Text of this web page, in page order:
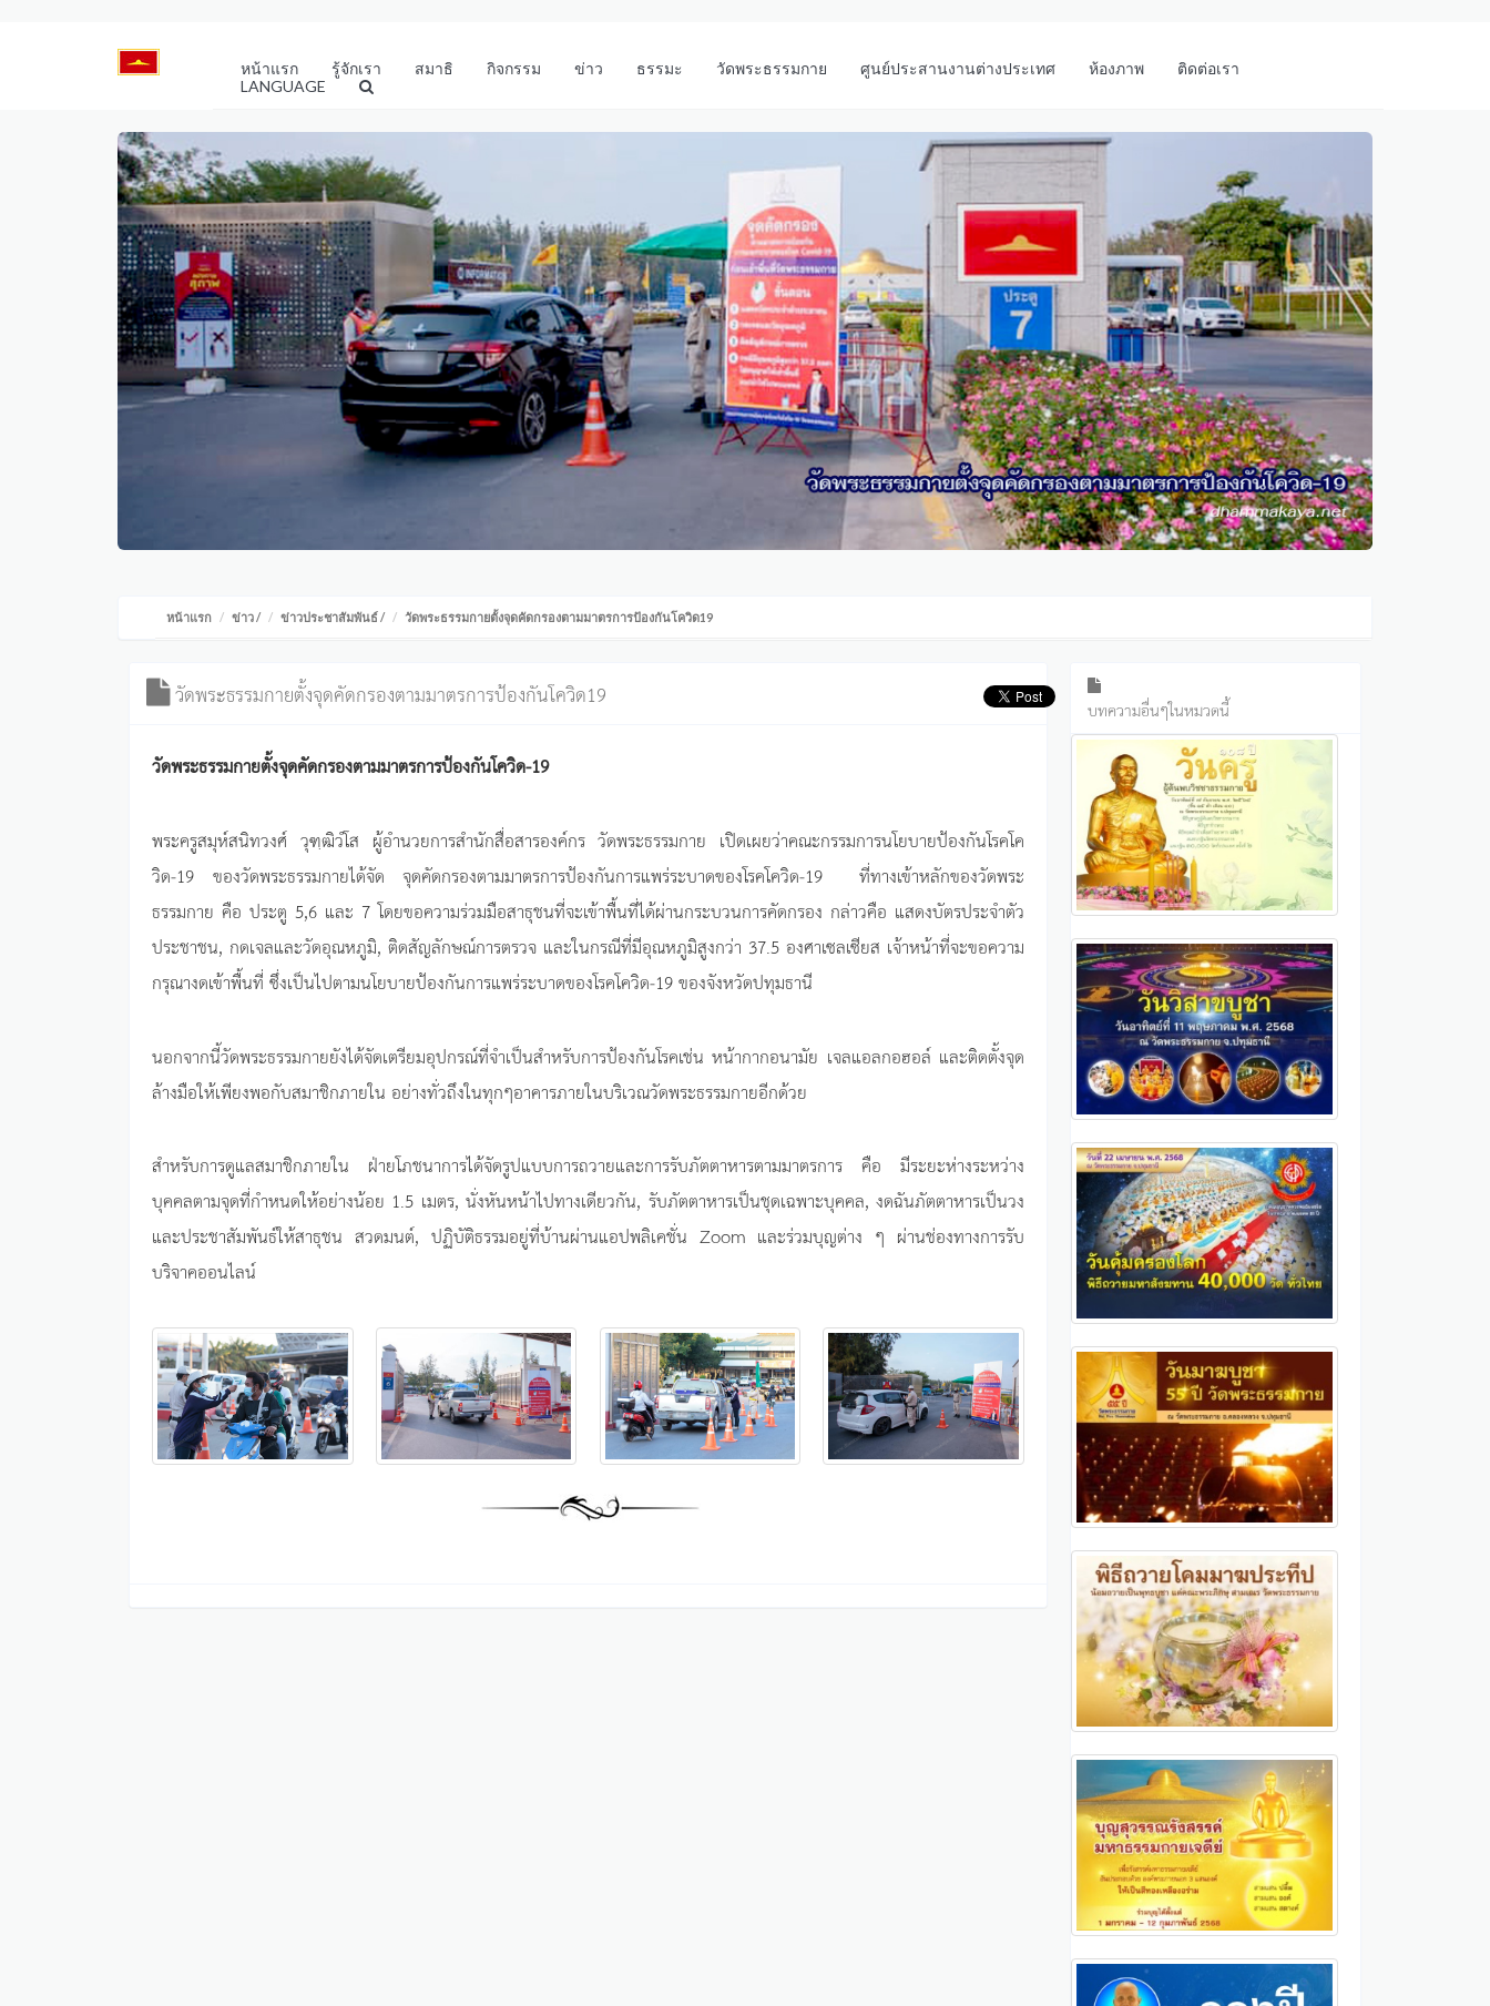
หน้าแรก รู้จักเรา สมาธิ กิจกรรม ข่าว ธรรมะ วัดพระธรรมกาย ศูนย์ประสานงานต่างประเทศ ห้องภาพ
ติดต่อเรา
LANGUAGE
หน้าแรก ข่าว/ ข่าวประชาสัมพันธ์ / วัดพระธรรมกายตั้งจุดคัดกรองตามมาตรการป้องกันโควิด19
วัดพระธรรมกายตั้งจุดคัดกรองตามมาตรการป้องกันโควิด19
วัดพระธรรมกายตั้งจุดคัดกรองตามมาตรการป้องกันโควิด-19
พระครูสมุห์สนิทวงศ์ วุฑฺฒิวํโส ผู้อำนวยการสำนักสื่อสารองค์กร วัดพระธรรมกาย เปิดเผยว่าคณะกรรมการนโยบายป้องกันโรคโค
วิด-19 ของวัดพระธรรมกายได้จัด จุดคัดกรองตามมาตรการป้องกันการแพร่ระบาดของโรคโควิด-19 ที่ทางเข้าหลักของวัดพระ
ธรรมกาย คือ ประตู 5,6 และ 7 โดยขอความร่วมมือสาธุชนที่จะเข้าพื้นที่ได้ผ่านกระบวนการคัดกรอง กล่าวคือ แสดงบัตรประจำตัว
ประชาชน, กดเจลและวัดอุณหภูมิ, ติดสัญลักษณ์การตรวจ และในกรณีที่มีอุณหภูมิสูงกว่า 37.5 องศาเซลเซียส เจ้าหน้าที่จะขอความ
กรุณางดเข้าพื้นที่ ซึ่งเป็นไปตามนโยบายป้องกันการแพร่ระบาดของโรคโควิด-19 ของจังหวัดปทุมธานี
นอกจากนี้วัดพระธรรมกายยังได้จัดเตรียมอุปกรณ์ที่จำเป็นสำหรับการป้องกันโรคเช่น หน้ากากอนามัย เจลแอลกอฮอล์ และติดตั้งจุด
ล้างมือให้เพียงพอกับสมาชิกภายใน อย่างทั่วถึงในทุกๆอาคารภายในบริเวณวัดพระธรรมกายอีกด้วย
สำหรับการดูแลสมาชิกภายใน ฝ่ายโภชนาการได้จัดรูปแบบการถวายและการรับภัตตาหารตามมาตรการ คือ มีระยะห่างระหว่าง
บุคคลตามจุดที่กำหนดให้อย่างน้อย 1.5 เมตร, นั่งหันหน้าไปทางเดียวกัน, รับภัตตาหารเป็นชุดเฉพาะบุคคล, งดฉันภัตตาหารเป็นวง
และประชาสัมพันธ์ให้สาธุชน สวดมนต์, ปฏิบัติธรรมอยู่ที่บ้านผ่านแอปพลิเคชั่น Zoom และร่วมบุญต่าง ๆ ผ่านช่องทางการรับ
บริจาคออนไลน์
บทความอื่นๆในหมวดนี้